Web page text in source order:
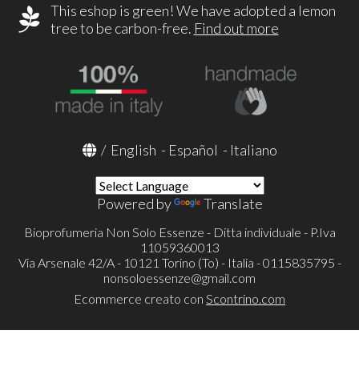
This eshop is green! We have adopted a lemon
tree to be carbon-free. Find out more
/ English - Español - Italiano
Powered by Translate
Bioprofumeria Non Solo Essenze - Ditta individuale - P.Iva
11059360013
Via Arsenale 42/A - 10121 Torino (To) - Italia - 0115835795 -
nonsoloessenze@gmail.com
Ecommerce creato con Scontrino.com